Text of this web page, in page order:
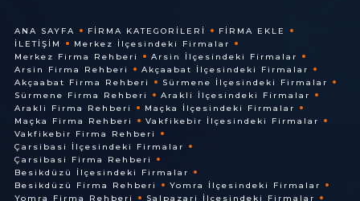
ANA SAYFA FIRMA KATEGORILERI
FIRMA EKLE
İLETIŞIM
Merkez İlçesindeki Firmalar
Merkez Firma Rehberi
Arsin İlçesindeki Firmalar
Arsin Firma Rehberi
Akçaabat İlçesindeki Firmalar
Akçaabat Firma Rehberi
Sürmene İlçesindeki Firmalar
Sürmene Firma Rehberi
Arakli İlçesindeki Firmalar
Arakli Firma Rehberi
Maçka İlçesindeki Firmalar
Maçka Firma Rehberi
Vakfikebir İlçesindeki Firmalar
Vakfikebir Firma Rehberi
Çarsibasi İlçesindeki Firmalar
Çarsibasi Firma Rehberi
Besikdüzü İlçesindeki Firmalar
Besikdüzü Firma Rehberi
Yomra İlçesindeki Firmalar
Yomra Firma Rehberi
Salpazari İlçesindeki Firmalar